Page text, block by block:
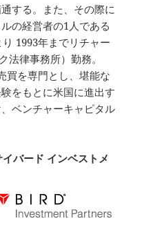
する。また、その際に
の経営者の1人である
1993年までリチャー
法律事務所）勤務。
買を専門とし、堪能な
をもとに米国に進出す
ベンチャーキャピタル
バード インベストメ